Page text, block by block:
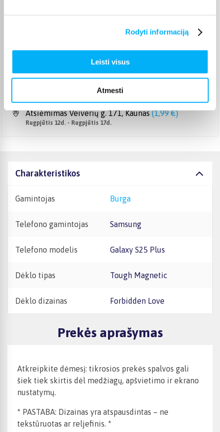
Rodyti informaciją
Leisti visus
Atmesti
Rugpjūtis 12d. - Rugpjūtis 17d.
DPD paštomatas (3,99 €)
Atsiėmimas Veiverių g. 171, Kaunas (1,99 €)
Rugpjūtis 12d. - Rugpjūtis 17d.
Charakteristikos
Gamintojas Burga
Telefono gamintojas Samsung
Telefono modelis Galaxy S25 Plus
Dėklo tipas Tough Magnetic
Dėklo dizainas Forbidden Love
Prekės aprašymas
Atkreipkite dėmesį: tikrosios prekės spalvos gali
šiek tiek skirtis dėl medžiagų, apšvietimo ir ekrano
nustatymų.
* PASTABA: Dizainas yra atspausdintas – ne
tekstūruotas ar reljefinis. *